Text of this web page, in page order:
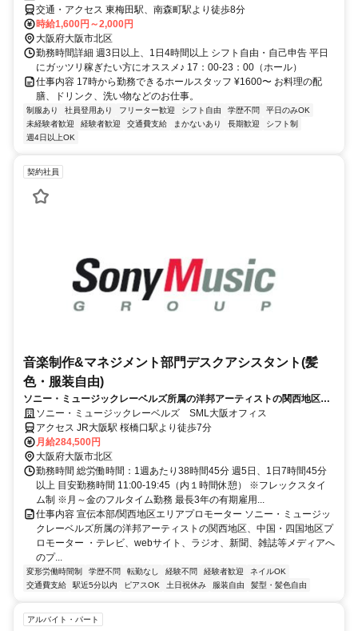
交通・アクセス 東梅田駅、南森町駅より徒歩8分
時給1,600円～2,000円
大阪府大阪市北区
勤務時間詳細 週3日以上、1日4時間以上 シフト自由・自己申告 平日
にガッツリ稼ぎたい方にオススメ♪ 17：00-23：00（ホール）
仕事内容 17時から勤務できるホールスタッフ ¥1600〜 お料理の配
膳、ドリンク、洗い物などのお仕事。
制服あり 社員登用あり フリーター歓迎 シフト自由 学歴不問
平日のみOK
未経験者歓迎
経験者歓迎 交通費支給 まかないあり 長期歓迎
シフト制
週4日以上OK
契約社員
音楽制作&マネジメント部門デスクアシスタント(髪
色・服装自由)
ソニー・ミュージックレーベルズ所属の洋邦アーティストの関西地区、
中国・四国地区プロモーターを募集します！
ソニー・ミュージックレーベルズ SML大阪オフィス
アクセス JR大阪駅 桜橋口駅より徒歩7分
月給284,500円
大阪府大阪市北区
勤務時間 総労働時間：1週あたり38時間45分 週5日、1日7時間45分
以上 目安勤務時間 11:00-19:45（内１時間休憩） ※フレックスタイ
ム制 ※月～金のフルタイム勤務 最長3年の有期雇用...
仕事内容 宣伝本部/関西地区エリアプロモーター ソニー・ミュージッ
クレーベルズ所属の洋邦アーティストの関西地区、中国・四国地区プ
ロモーター ・テレビ、webサイト、ラジオ、新聞、雑誌等メディアへ
のプ...
変形労働時間制 学歴不問 転勤なし 経験不問 経験者歓迎
ネイルOK
交通費支給
駅近5分以内 ピアスOK 土日祝休み 服装自由 髪型・髪色自由
アルバイト・パート